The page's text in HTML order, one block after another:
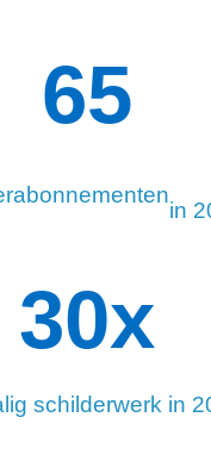
in
98
schilderwerk in
34x